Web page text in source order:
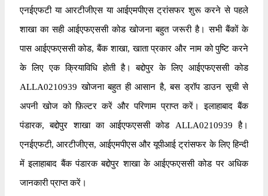
एनईएफटी या आरटीजीएस या आईएमपीएस ट्रांसफर शुरू करने से पहले
शाखा का सही आईएफएससी कोड खोजना बहुत जरूरी है। सभी बैंकों के
पास आईएफएससी कोड, बैंक शाखा, खाता प्रकार और नाम को पुष्टि करने
के लिए एक क्रियाविधि होती है। बद्दोपुर के लिए आईएफएससी कोड
ALLA0210939 खोजना बहुत ही आसान है, बस ड्रॉप डाउन सूची से
अपनी खोज को फ़िल्टर करें और परिणाम प्राप्त करें। इलाहाबाद बैंक
पंडारक, बद्दोपुर शाखा का आईएफएससी कोड ALLA0210939 है।
एनईएफटी, आरटीजीएस, आईएमपीएस और यूपीआई ट्रांसफर के लिए हिन्दी
में इलाहाबाद बैंक पंडारक बद्दोपुर शाखा के आईएफएससी कोड पर अधिक
जानकारी प्राप्त करें।